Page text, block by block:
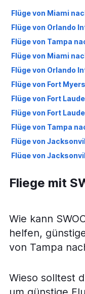
Flüge von Miami
Flüge von Orlando
Flüge von Tampa
Flüge von Miami
Flüge von Orlando
Flüge von Fort
Flüge von Fort
Flüge von Fort
Flüge von Tampa
Flüge von
Flüge von
Flüge von Miami
Flüge von
Flüge von
Flüge von Fort
Fliege mit
Wie kann
helfen,
von Tampa
Wieso solltest